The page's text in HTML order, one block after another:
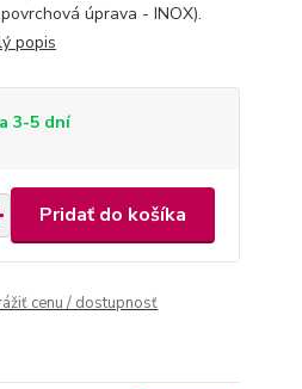
úprava - INOX).
popis
3-5 dní
Pridať do košíka
cenu / dostupnosť